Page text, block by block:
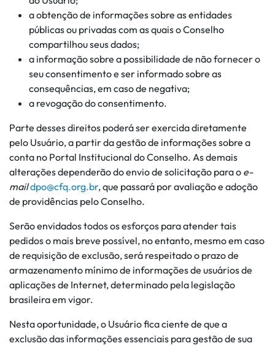
a obtenção de informações sobre as entidades
públicas ou privadas com as quais o Conselho
compartilhou seus dados;
a informação sobre a possibilidade de não fornecer o
seu consentimento e ser informado sobre as
consequências, em caso de negativa;
a revogação do consentimento.
Parte desses direitos poderá ser exercida diretamente
pelo Usuário, a partir da gestão de informações sobre a
conta no Portal Institucional do Conselho. As demais
alterações dependerão do envio de solicitação para o e-
maildpo@cfq.org.br, que passará por avaliação e adoção
de providências pelo Conselho.
Serão envidados todos os esforços para atender tais
pedidos o mais breve possível, no entanto, mesmo em caso
de requisição de exclusão, será respeitado o prazo de
armazenamento mínimo de informações de usuários de
aplicações de Internet, determinado pela legislação
brasileira em vigor.
Nesta oportunidade, o Usuário fica ciente de que a
exclusão das informações essenciais para gestão de sua